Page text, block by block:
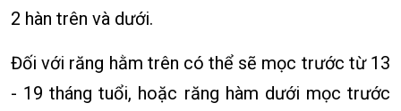
2 hàn trên và dưới.
Đối với răng hằm trên có thể sẽ mọc trước từ 13
- 19 tháng tuổi, hoặc răng hàm dưới mọc trước